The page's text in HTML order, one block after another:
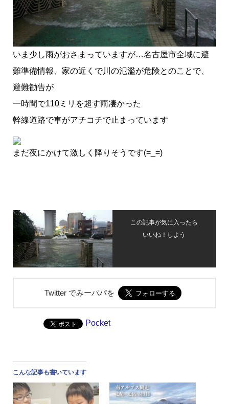
いま少し雨がおさまっていますが…名古屋市全域に避
難準備情報、家の近くで川の氾濫が危険とのことで、
避難勧告が
一時間で110ミリを超す雨凄かった
幹線道路で車がアチコチで止まっています
まだ夜にかけて激しく降りそうです(=_=)
この記事が気に入ったら
いいね！しよう
Twitter でみーパパを
Pocket
こんな記事も書いています